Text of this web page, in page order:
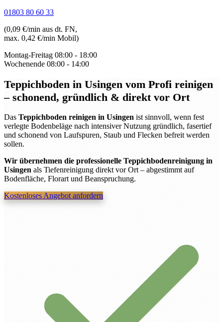
01803 80 60 33
(0,09 €/min aus dt. FN,
max. 0,42 €/min Mobil)
Montag-Freitag 08:00 - 18:00
Wochenende 08:00 - 14:00
Teppichboden in Usingen vom Profi reinigen
– schonend, gründlich & direkt vor Ort
Das Teppichboden reinigen in Usingen ist sinnvoll, wenn fest
verlegte Bodenbeläge nach intensiver Nutzung gründlich, fasertief
und schonend von Laufspuren, Staub und Flecken befreit werden
sollen.
Wir übernehmen die professionelle Teppichbodenreinigung in
Usingen als Tiefenreinigung direkt vor Ort – abgestimmt auf
Bodenfläche, Florart und Beanspruchung.
Kostenloses Angebot anfordern